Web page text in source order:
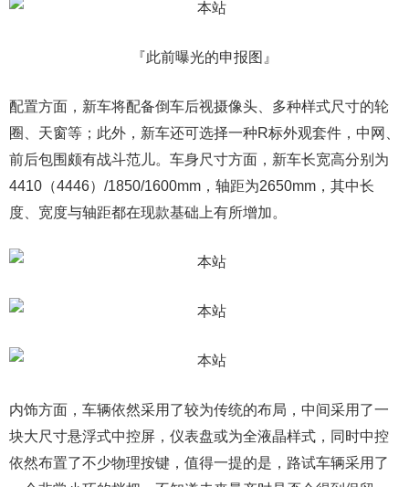
『此前曝光的申报图』
配置方面，新车将配备倒车后视摄像头、多种样式尺寸的轮
圈、天窗等；此外，新车还可选择一种R标外观套件，中网、
前后包围颇有战斗范儿。车身尺寸方面，新车长宽高分别为
4410（4446）/1850/1600mm，轴距为2650mm，其中长
度、宽度与轴距都在现款基础上有所增加。
内饰方面，车辆依然采用了较为传统的布局，中间采用了一
块大尺寸悬浮式中控屏，仪表盘或为全液晶样式，同时中控
依然布置了不少物理按键，值得一提的是，路试车辆采用了